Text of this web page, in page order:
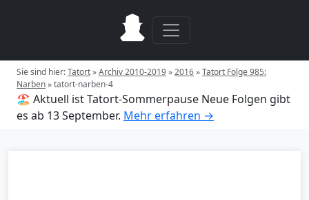
Sie sind hier:Tatort»Archiv 2010-2019»2016»Tatort Folge 985:
Narben»tatort-narben-4
🏖️ Aktuell ist Tatort-Sommerpause Neue Folgen gibt
es ab 13 September. Mehr erfahren →